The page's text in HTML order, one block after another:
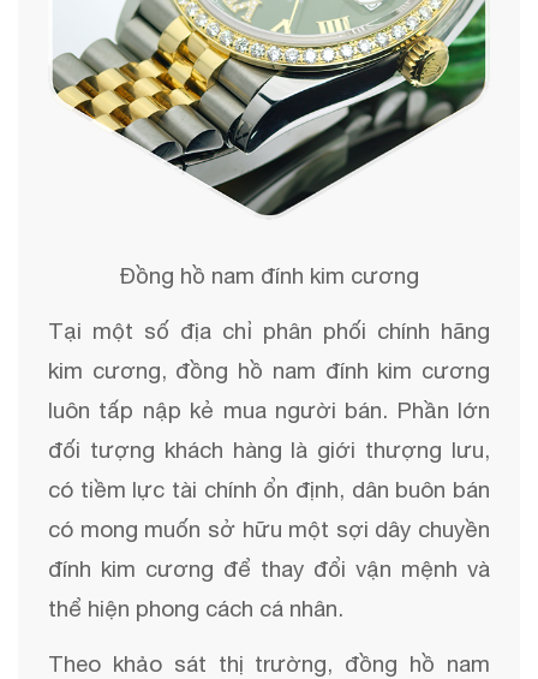
Đồng hồ nam đính kim cương
Tại một số địa chỉ phân phối chính hãng
kim cương, đồng hồ nam đính kim cương
luôn tấp nập kẻ mua người bán. Phần lớn
đối tượng khách hàng là giới thượng lưu,
có tiềm lực tài chính ổn định, dân buôn bán
có mong muốn sở hữu một sợi dây chuyền
đính kim cương để thay đổi vận mệnh và
thể hiện phong cách cá nhân.
Theo khảo sát thị trường, đồng hồ nam